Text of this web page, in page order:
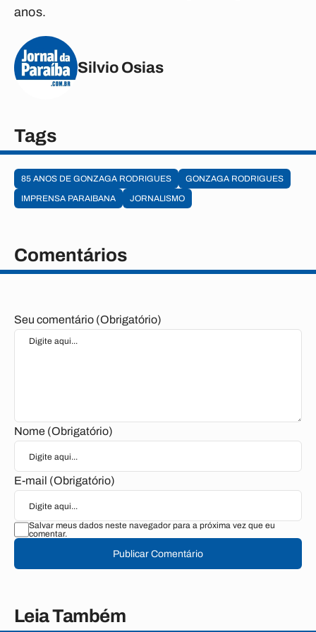
anos.
Silvio Osias
Tags
85 ANOS DE GONZAGA RODRIGUES
GONZAGA RODRIGUES
IMPRENSA PARAIBANA
JORNALISMO
Comentários
Seu comentário (Obrigatório)
Nome (Obrigatório)
E-mail (Obrigatório)
Salvar meus dados neste navegador para a próxima vez que eu
comentar.
Publicar Comentário
Leia Também